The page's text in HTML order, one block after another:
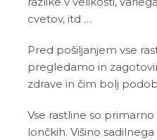
cvetov, itd …
Pred pošiljanjem vse
pregledamo in
zdrave in čim bolj
Vse rastline so
lončkih. Višino